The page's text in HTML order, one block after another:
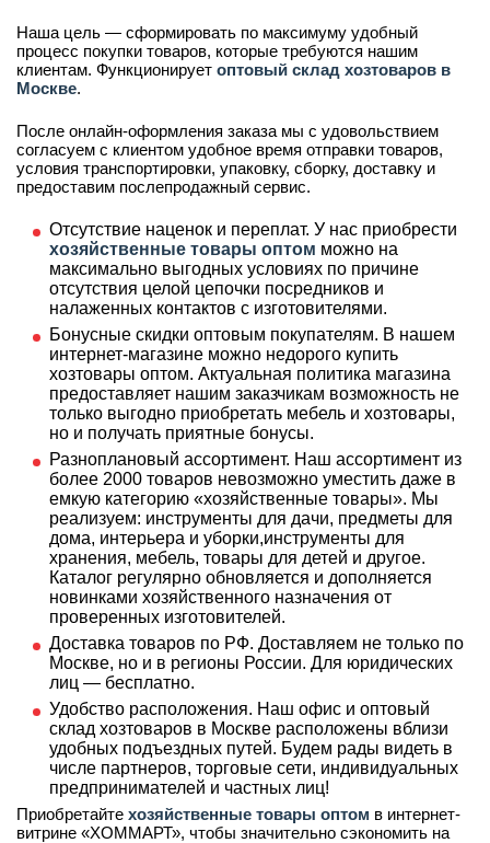
Наша цель — сформировать по максимуму удобный
процесс покупки товаров, которые требуются нашим
клиентам. Функционирует оптовый склад хозтоваров в
Москве.
После онлайн-оформления заказа мы с удовольствием
согласуем с клиентом удобное время отправки товаров,
условия транспортировки, упаковку, сборку, доставку и
предоставим послепродажный сервис.
Отсутствие наценок и переплат. У нас приобрести
хозяйственные товары оптом можно на
максимально выгодных условиях по причине
отсутствия целой цепочки посредников и
налаженных контактов с изготовителями.
Бонусные скидки оптовым покупателям. В нашем
интернет-магазине можно недорого купить
хозтовары оптом. Актуальная политика магазина
предоставляет нашим заказчикам возможность не
только выгодно приобретать мебель и хозтовары,
но и получать приятные бонусы.
Разноплановый ассортимент. Наш ассортимент из
более 2000 товаров невозможно уместить даже в
емкую категорию «хозяйственные товары». Мы
реализуем: инструменты для дачи, предметы для
дома, интерьера и уборки,инструменты для
хранения, мебель, товары для детей и другое.
Каталог регулярно обновляется и дополняется
новинками хозяйственного назначения от
проверенных изготовителей.
Доставка товаров по РФ. Доставляем не только по
Москве, но и в регионы России. Для юридических
лиц — бесплатно.
Удобство расположения. Наш офис и оптовый
склад хозтоваров в Москве расположены вблизи
удобных подъездных путей. Будем рады видеть в
числе партнеров, торговые сети, индивидуальных
предпринимателей и частных лиц!
Приобретайте хозяйственные товары оптом в интернет-
витрине «ХОММАРТ», чтобы значительно сэкономить на